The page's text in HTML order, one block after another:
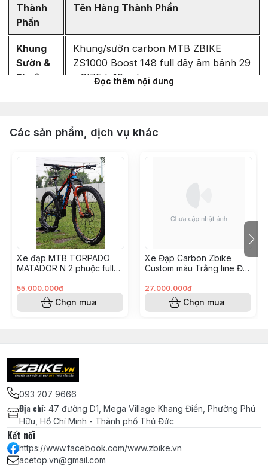
Thành
Phần
Tên Hàng Thành Phần
Khung
Sườn &
Phuộc
Khung/sườn carbon MTB ZBIKE
ZS1000 Boost 148 full dây âm bánh 29
- SIZE L 19inch
Hành trình 120mm
Hệ
Thống
Truyền
Động
Bộ group SHIMANO DEORE M6100
32T (full bộ 6 món) Made in Japan
chính hãng
Đĩa Zrace 36T (Nâng cấp thay thế cho
đĩa 32T zin)
Cối líp Shimano MS for HASSN PRO
(Freehub) - Micro SPLINE
Pedal bàn đạp MZYRH siêu nhẹ sợi
Hệ
Thống
Phanh
Thắng đĩa dầu xe đạp Shimano
MT200 - Chính hãng
Đĩa thắng SHIMANO SM-RT26 chính
Niềng/Vành KOOZER TR25 chính hãng
Đọc thêm nội dung
Các sản phẩm, dịch vụ khác
Xe đạp MTB TORPADO
MATADOR N 2 phuộc full
mới
55.000.000đ
Chọn mua
Xe Đạp Carbon Zbike
Custom màu Trắng line Đỏ
(KH8248175 Hoài Vũ)
27.000.000đ
Chọn mua
093 207 9666
Địa chỉ: 47 đường D1, Mega Village Khang Điền, Phường Phú
Hữu, Hồ Chí Minh - Thành phố Thủ Đức
Kết nối
https://www.facebook.com/www.zbike.vn
acetop.vn@gmail.com